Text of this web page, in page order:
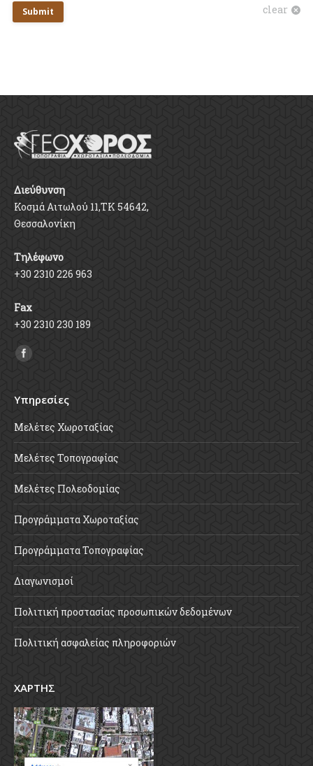
Submit clear
Διεύθυνση
Κοσμά Αιτωλού 11,ΤΚ 54642,
Θεσσαλονίκη
Τηλέφωνο
+30 2310 226 963
Fax
+30 2310 230 189
Find us on:
Υπηρεσίες
Μελέτες Χωροταξίας
Μελέτες Τοπογραφίας
Μελέτες Πολεοδομίας
Προγράμματα Χωροταξίας
Προγράμματα Τοπογραφίας
Διαγωνισμοί
Πολιτική προστασίας προσωπικών δεδομένων
Πολιτική ασφαλείας πληροφοριών
ΧΑΡΤΗΣ